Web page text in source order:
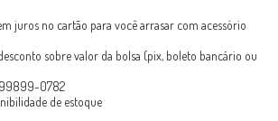
juros no cartão para você arrasar com acessório
sobre valor da bolsa (pix, boleto bancário ou
99899-0782
de estoque